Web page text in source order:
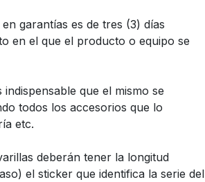
garantías es de tres (3) días
en el que el producto o equipo se
que el mismo se
todos los accesorios que lo
etc.
deberán tener la longitud
el sticker que identifica la serie del